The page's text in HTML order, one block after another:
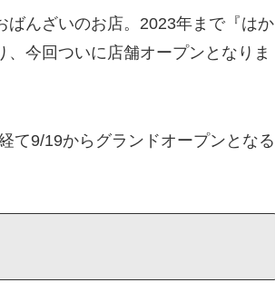
ばんざいのお店。2023年まで『はか
今回ついに店舗オープンとなりま
て9/19からグランドオープンとなる